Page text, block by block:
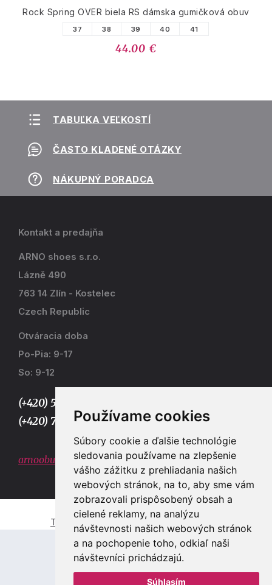
Používame cookies
Súbory cookie a ďalšie technológie
sledovania používame na zlepšenie
vášho zážitku z prehliadania našich
webových stránok, na to, aby sme vám
zobrazovali prispôsobený obsah a
cielené reklamy, na analýzu
návštevnosti našich webových stránok
a na pochopenie toho, odkiaľ naši
návštevníci prichádzajú.
Súhlasím
Rock Spring OVER biela RS dámska gumičková obuv
37 38 39 40 41
44.00 €
TABUĽKA VEĽKOSTÍ
ČASTO KLADENÉ OTÁZKY
NÁKUPNÝ PORADCA
Kontakt a predajňa
ARNO shoes s.r.o.
Lázně 490
763 14 Zlín - Kostelec
Czech Republic
Otváracia doba
Po-Pia: 9-17
So: 9-12
(+420) 577 915 036,
(+420) 773 667 390
arnoobuv@gmail.com
Tvorba e-shopů a webových stránek Zlín